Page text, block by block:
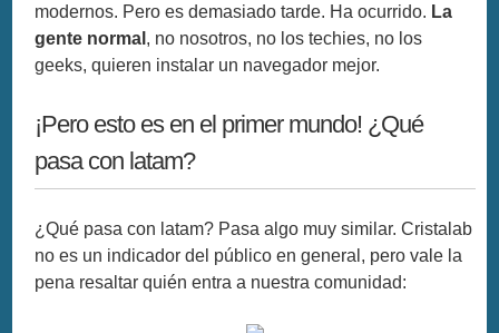
modernos. Pero es demasiado tarde. Ha ocurrido. La
gente normal , no nosotros, no los techies, no los
geeks, quieren instalar un navegador mejor.
¡Pero esto es en el primer mundo! ¿Qué
pasa con latam?
¿Qué pasa con latam? Pasa algo muy similar. Cristalab
no es un indicador del público en general, pero vale la
pena resaltar quién entra a nuestra comunidad: